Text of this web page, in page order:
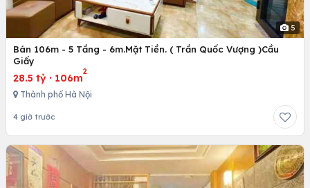
5
Bán 106m - 5 Tầng - 6m.Mặt Tiền. ( Trần Quốc Vượng )Cầu
Giấy
28.5 tỷ · 106m
2
Thành phố Hà Nội
4 giờ trước